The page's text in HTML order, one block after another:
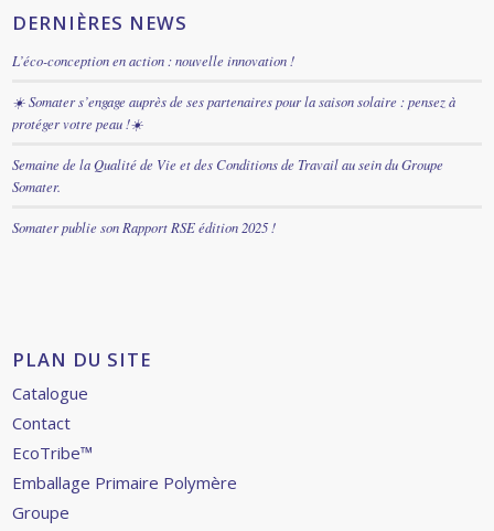
DERNIÈRES NEWS
L’éco-conception en action : nouvelle innovation !
☀️ Somater s’engage auprès de ses partenaires pour la saison solaire : pensez à
protéger votre peau !☀️
Semaine de la Qualité de Vie et des Conditions de Travail au sein du Groupe
Somater.
Somater publie son Rapport RSE édition 2025 !
PLAN DU SITE
Catalogue
Contact
EcoTribe™
Emballage Primaire Polymère
Groupe